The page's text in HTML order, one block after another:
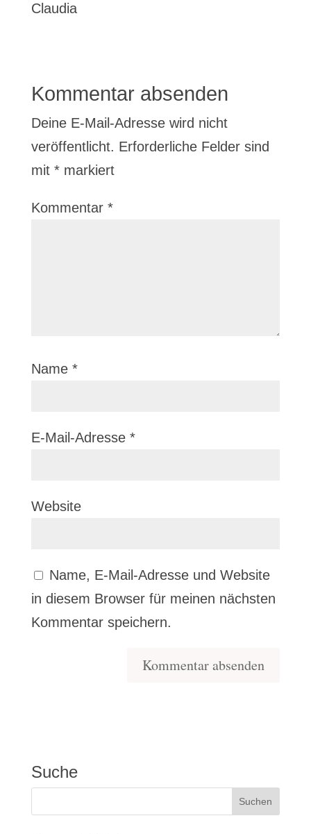
Claudia
Kommentar absenden
Deine E-Mail-Adresse wird nicht
veröffentlicht. Erforderliche Felder sind
mit *markiert
Kommentar *
Name *
E-Mail-Adresse *
Website
Name, E-Mail-Adresse und Website
in diesem Browser für meinen nächsten
Kommentar speichern.
Suche